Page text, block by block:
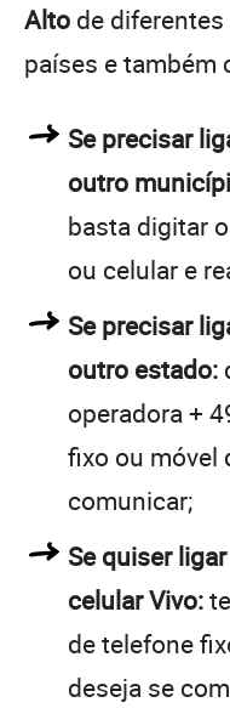
Alto de
países e também
Se precisar
outro
basta digitar
ou celular e
Se precisar
outro estado:
operadora +
fixo ou móvel
comunicar;
Se quiser
celular Vivo:
de telefone
deseja se